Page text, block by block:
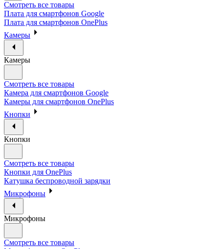
Смотреть все товары
Плата для смартфонов Google
Плата для смартфонов OnePlus
Камеры
Камеры
Смотреть все товары
Камера для смартфонов Google
Камеры для смартфонов OnePlus
Кнопки
Кнопки
Смотреть все товары
Кнопки для OnePlus
Катушка беспроводной зарядки
Микрофоны
Микрофоны
Смотреть все товары